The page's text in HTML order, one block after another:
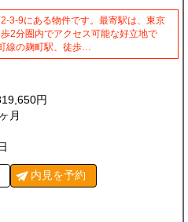
3-9にある物件です。最寄駅は、東京
2分圏内でアクセス可能な好立地で
線の麹町駅、徒歩…
円
月
内見を予約